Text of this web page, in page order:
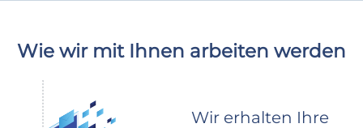
Wie wir mit Ihnen arbeiten werden
Wir erhalten Ihre